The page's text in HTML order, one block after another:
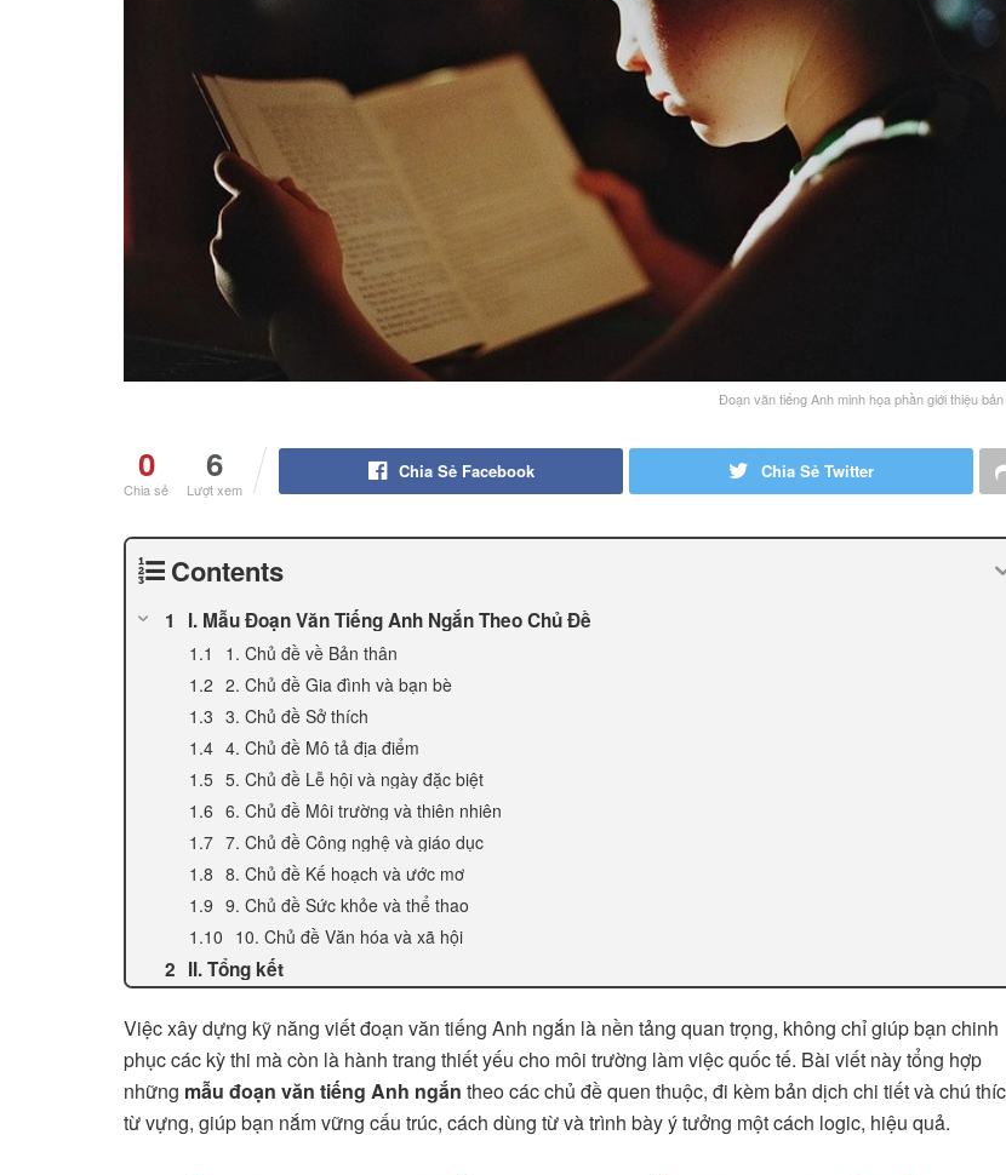
Đoạn văn tiếng Anh minh họa phần giới thiệu
0
Chia sẻ
6
Lượt xem
Chia Sẻ Facebook Chia Sẻ Twitter
Contents
I. Mẫu Đoạn Văn Tiếng Anh Ngắn Theo Chủ Đề
1. Chủ đề về Bản thân
2. Chủ đề Gia đình và bạn bè
3. Chủ đề Sở thích
4. Chủ đề Mô tả địa điểm
5. Chủ đề Lễ hội và ngày đặc biệt
6. Chủ đề Môi trường và thiên nhiên
7. Chủ đề Công nghệ và giáo dục
8. Chủ đề Kế hoạch và ước mơ
9. Chủ đề Sức khỏe và thể thao
10. Chủ đề Văn hóa và xã hội
II. Tổng kết
Việc xây dựng kỹ năng viết đoạn văn tiếng Anh ngắn là nền tảng quan trọng, không chỉ giúp bạn chinh
phục các kỳ thi mà còn là hành trang thiết yếu cho môi trường làm việc quốc tế. Bài viết này tổng hợp
những mẫu đoạn văn tiếng Anh ngắn theo các chủ đề quen thuộc, đi kèm bản dịch chi tiết và chú
từ vựng, giúp bạn nắm vững cấu trúc, cách dùng từ và trình bày ý tưởng một cách logic, hiệu quả.